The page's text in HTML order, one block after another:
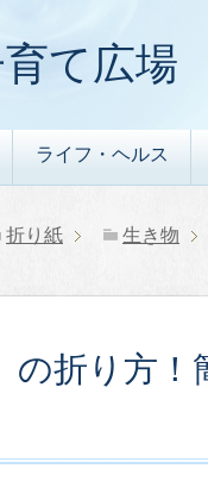
て広場
ライフ・ヘルス
折り紙 生き物
の折り方！